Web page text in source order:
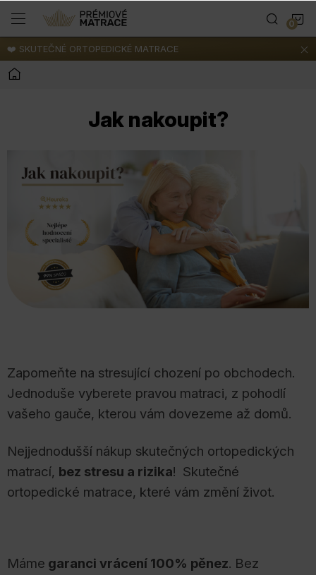
obsah
❤️ SKUTEČNÉ ORTOPEDICKÉ MATRACE
Domů
Jak nakoupit?
Zapomeňte na stresující chození po obchodech.
Jednoduše vyberete pravou matraci, z pohodlí
vašeho gauče, kterou vám dovezeme až domů.
Nejjednodušší nákup skutečných ortopedických
matrací, bez stresu a rizika! Skutečné
ortopedické matrace, které vám změní život.
Máme garanci vrácení 100% pěnez. Bez